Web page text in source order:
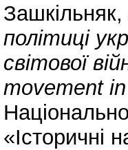
політиці
світової
movement
«Історичні